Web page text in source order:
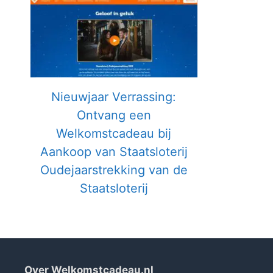
Nieuwjaar Verrassing:
Ontvang een
Welkomstcadeau bij
Aankoop van Staatsloterij
Oudejaarstrekking van de
Staatsloterij
Over Welkomstcadeau.nl